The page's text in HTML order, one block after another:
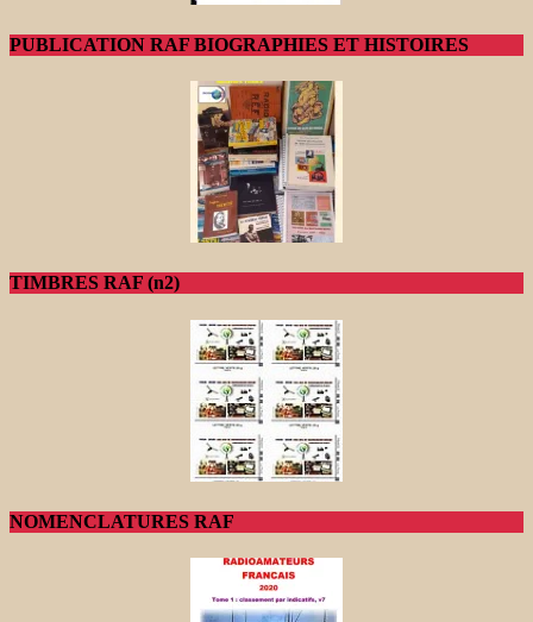
PUBLICATION RAF BIOGRAPHIES ET HISTOIRES
TIMBRES RAF (n2)
NOMENCLATURES RAF